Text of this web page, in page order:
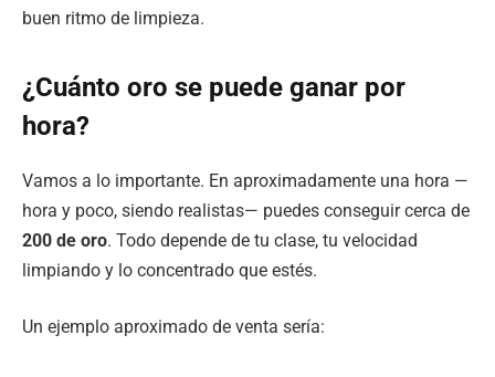
buen ritmo de limpieza.
¿Cuánto oro se puede ganar por
hora?
Vamos a lo importante. En aproximadamente una hora —
hora y poco, siendo realistas— puedes conseguir cerca de
200 de oro. Todo depende de tu clase, tu velocidad
limpiando y lo concentrado que estés.
Un ejemplo aproximado de venta sería: